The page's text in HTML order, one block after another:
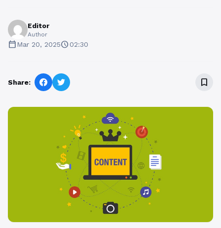
Editor
Author
calendar_todayMar 20, 2025schedule02:30
Share: bookmark_border